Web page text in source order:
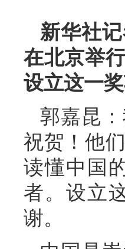
新华社
在北京举
设立这一
郭嘉昆
祝贺！他
读懂中国
者。设立
谢。